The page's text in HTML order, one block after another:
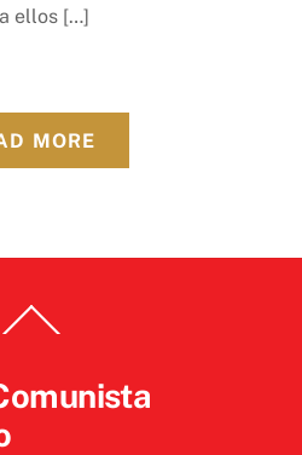
ellos […]
MORE
To